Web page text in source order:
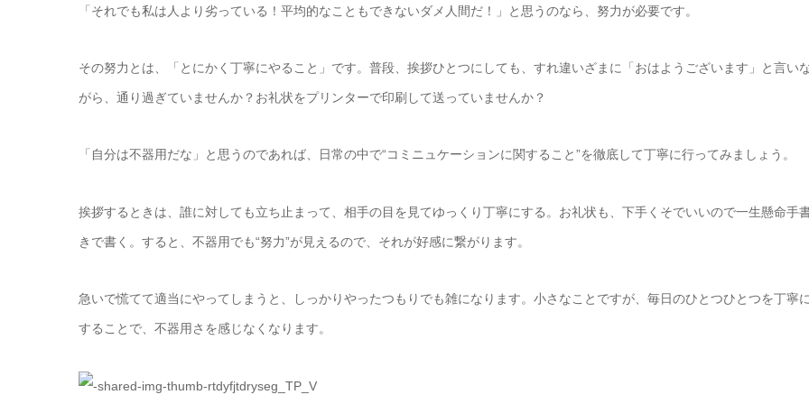
「それでも私は人より劣っている！平均的なこともできないダメ人間だ！」と思うのなら、努力が必要です。
その努力とは、「とにかく丁寧にやること」です。普段、挨拶ひとつにしても、すれ違いざまに「おはようございます」と言い
がら、通り過ぎていませんか？お礼状をプリンターで印刷して送っていませんか？
「自分は不器用だな」と思うのであれば、日常の中で“コミニュケーションに関すること”を徹底して丁寧に行ってみましょう。
挨拶するときは、誰に対しても立ち止まって、相手の目を見てゆっくり丁寧にする。お礼状も、下手くそでいいので一生懸命手
きで書く。すると、不器用でも“努力”が見えるので、それが好感に繋がります。
急いで慌てて適当にやってしまうと、しっかりやったつもりでも雑になります。小さなことですが、毎日のひとつひとつを丁寧
することで、不器用さを感じなくなります。